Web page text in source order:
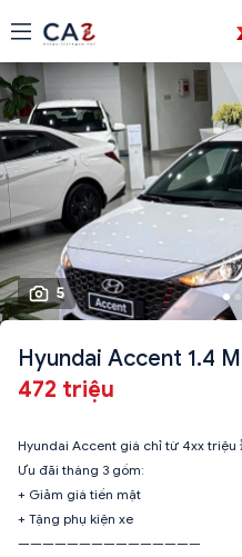
5
Hyundai Accent 1.4
472 triệu
Hyundai Accent giá chỉ từ 4xx triệu
Ưu đãi tháng 3 gồm:
+ Giảm giá tiền mặt
+ Tặng phụ kiện xe
———————————————